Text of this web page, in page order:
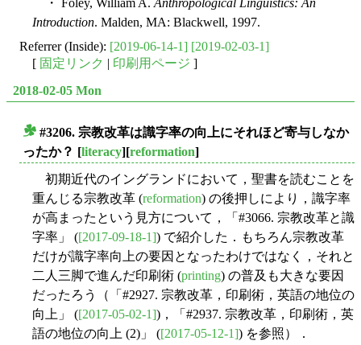
Introduction. Malden, MA: Blackwell, 1997.
Referrer (Inside): [2019-06-14-1] [2019-02-03-1]
[ 固定リンク | 印刷用ページ ]
2018-02-05 Mon
#3206. 宗教改革は識字率の向上にそれほど寄与しなか
ったか？ [literacy][reformation]
初期近代のイングランドにおいて，聖書を読むことを
重んじる宗教改革 (reformation) の後押しにより，識字率
が高まったという見方について，「#3066. 宗教改革と識
字率」 ([2017-09-18-1]) で紹介した．もちろん宗教改革
だけが識字率向上の要因となったわけではなく，それと
二人三脚で進んだ印刷術 (printing) の普及も大きな要因
だったろう（「#2927. 宗教改革，印刷術，英語の地位の
向上」 ([2017-05-02-1])，「#2937. 宗教改革，印刷術，英
語の地位の向上 (2)」 ([2017-05-12-1]) を参照）．